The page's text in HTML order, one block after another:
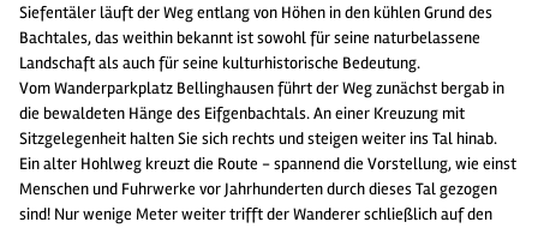
Siefentäler läuft der Weg entlang von Höhen in den kühlen Grund des
Bachtales, das weithin bekannt ist sowohl für seine naturbelassene
Landschaft als auch für seine kulturhistorische Bedeutung.
Vom Wanderparkplatz Bellinghausen führt der Weg zunächst bergab in
die bewaldeten Hänge des Eifgenbachtals. An einer Kreuzung mit
Sitzgelegenheit halten Sie sich rechts und steigen weiter ins Tal hinab.
Ein alter Hohlweg kreuzt die Route - spannend die Vorstellung, wie einst
Menschen und Fuhrwerke vor Jahrhunderten durch dieses Tal gezogen
sind! Nur wenige Meter weiter trifft der Wanderer schließlich auf den